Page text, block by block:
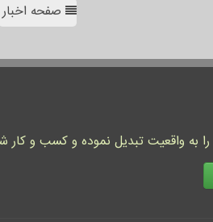
صفحه اخبار